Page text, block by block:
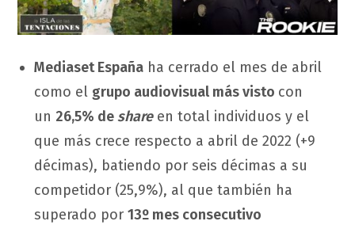
Mediaset España ha cerrado el mes de abril
como el grupo audiovisual más visto con
un 26,5% deshareen total individuos y el
que más crece respecto a abril de 2022 (+9
décimas), batiendo por seis décimas a su
competidor (25,9%), al que también ha
superado por 13º mes consecutivo